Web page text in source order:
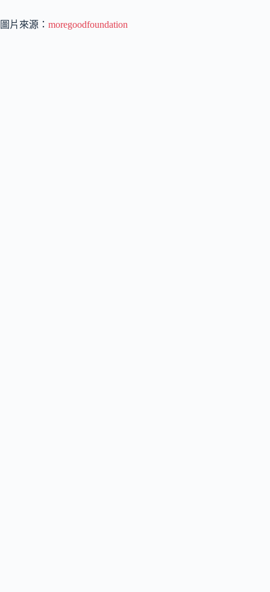
圖片來源： moregoodfoundation